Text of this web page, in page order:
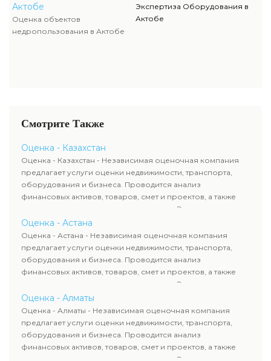
Актобе
Оценка объектов
недропользования в Актобе
Экспертиза Оборудования в
Актобе
Смотрите Также
Оценка - Казахстан
Оценка - Казахстан - Независимая оценочная компания
предлагает услуги оценки недвижимости, транспорта,
оборудования и бизнеса. Проводится анализ
финансовых активов, товаров, смет и проектов, а также
оценка животных и недропользования. Эксперты
определяют рыночную стоимость имущества и
рассчитывают ущерб. Все отчеты соответствуют
требованиям законодательства и используются для
сделок, кредитования и судебных процессов.
Оценка - Астана
Оценка - Астана - Независимая оценочная компания
предлагает услуги оценки недвижимости, транспорта,
оборудования и бизнеса. Проводится анализ
финансовых активов, товаров, смет и проектов, а также
оценка животных и недропользования. Эксперты
определяют рыночную стоимость имущества и
рассчитывают ущерб. Все отчеты соответствуют
требованиям законодательства и используются для
сделок, кредитования и судебных процессов.
Оценка - Алматы
Оценка - Алматы - Независимая оценочная компания
предлагает услуги оценки недвижимости, транспорта,
оборудования и бизнеса. Проводится анализ
финансовых активов, товаров, смет и проектов, а также
оценка животных и недропользования. Эксперты